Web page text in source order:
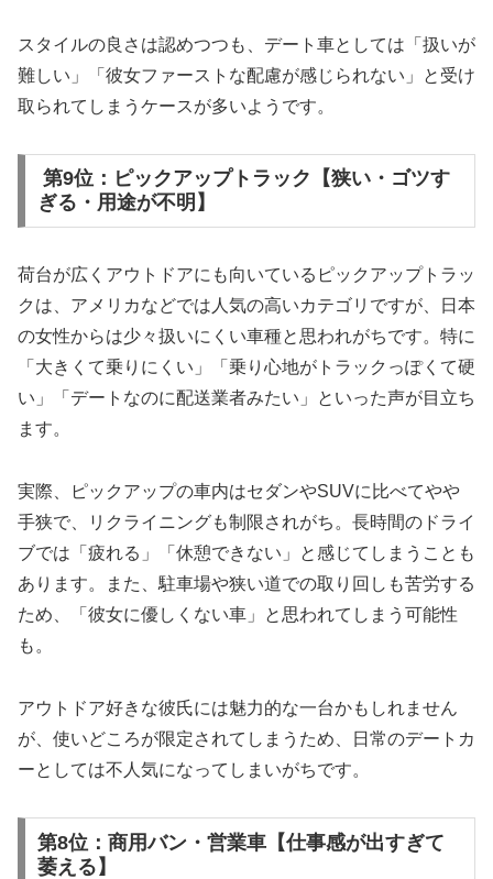
スタイルの良さは認めつつも、デート車としては「扱いが
難しい」「彼女ファーストな配慮が感じられない」と受け
取られてしまうケースが多いようです。
第9位：ピックアップトラック【狭い・ゴツす
ぎる・用途が不明】
荷台が広くアウトドアにも向いているピックアップトラッ
クは、アメリカなどでは人気の高いカテゴリですが、日本
の女性からは少々扱いにくい車種と思われがちです。特に
「大きくて乗りにくい」「乗り心地がトラックっぽくて硬
い」「デートなのに配送業者みたい」といった声が目立ち
ます。
実際、ピックアップの車内はセダンやSUVに比べてやや
手狭で、リクライニングも制限されがち。長時間のドライ
ブでは「疲れる」「休憩できない」と感じてしまうことも
あります。また、駐車場や狭い道での取り回しも苦労する
ため、「彼女に優しくない車」と思われてしまう可能性
も。
アウトドア好きな彼氏には魅力的な一台かもしれません
が、使いどころが限定されてしまうため、日常のデートカ
ーとしては不人気になってしまいがちです。
第8位：商用バン・営業車【仕事感が出すぎて
萎える】